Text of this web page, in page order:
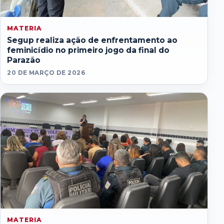
MATERIA
Segup realiza ação de enfrentamento ao
feminicídio no primeiro jogo da final do
Parazão
20 DE MARÇO DE 2026
MATERIA